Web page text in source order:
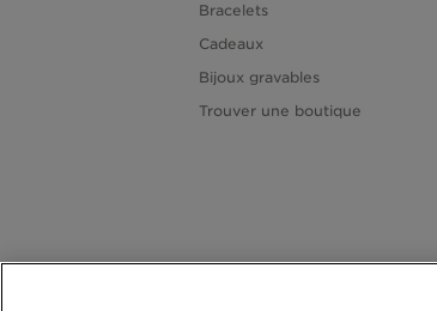
Bracelets
Cadeaux
Bijoux gravables
Trouver une boutique